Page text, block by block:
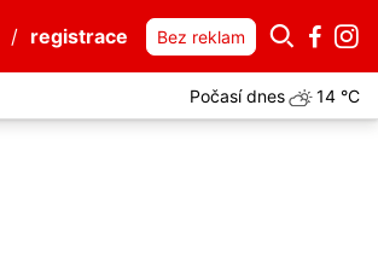
/ registrace Bez reklam
Počasí dnes 14 °C